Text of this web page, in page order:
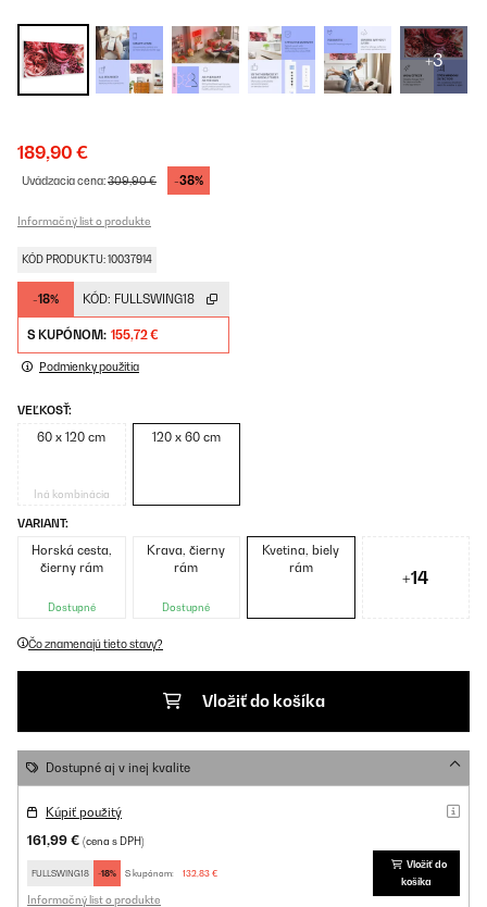
+3
189,90 €
Uvádzacia cena:309,90 € -38%
Informačný list o produkte
KÓD PRODUKTU: 10037914
-18% KÓD: FULLSWING18
S KUPÓNOM: 155,72 €
Podmienky použitia
VEĽKOSŤ:
60 x 120 cm
Iná kombinácia
120 x 60 cm
VARIANT:
Horská cesta,
čierny rám
Dostupné
Krava, čierny
rám
Dostupné
Kvetina, biely
rám
+14
Čo znamenajú tieto stavy?
Vložiť do košíka
Dostupné aj v inej kvalite
Kúpiť použitý
161,99 € (cena s DPH)
FULLSWING18 -18% S kupónom: 132,83 €
Informačný list o produkte
Vložiť do
košíka